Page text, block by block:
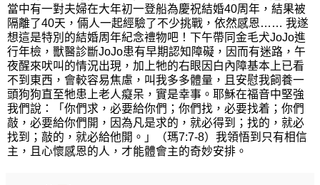
當中有一對夫婦在大年初一登船為慶祝結婚40周年，結果被
隔離了40天，倆人一起經驗了不少挑戰，依然感恩…… 我遂
想這是特別的結婚周年紀念禮物吧！下午帶同金毛犬JoJo進
行年檢，獸醫診斷JoJo患有早期認知障礙， 因而有迷路，午
夜醒來吠叫的情況出現，加上牠的右眼因白內障基本上已看
不到東西，會較容易焦慮 ，叫我多多體量，且安慰我飼養一
頭狗狗直至牠患上老人癡呆， 實是幸事。耶穌在福音中堅強
我們說：「你們求，必要給你們；你們找，必要找着；你們
敲，必要給你們開，因為凡是求的，就必得到；找的，就必
找到；敲的，就必給他開。」（瑪7:7-8）我領悟到只有相信
主，且心懷感恩的人，才能體會主的奇妙安排。